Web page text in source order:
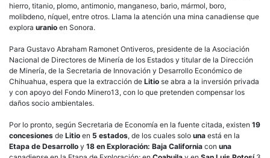
hierro, titanio, plomo, antimonio, manganeso, bario, mármol, boro,
molibdeno, níquel, entre otros. Llama la atención una mina canadiense que
explora uranio en Sonora.
Para Gustavo Abraham Ramonet Ontiveros, presidente de la Asociación
Nacional de Directores de Minería de los Estados y titular de la Dirección
de Minería, de la Secretaria de Innovación y Desarrollo Económico de
Chihuahua, espera que la extracción de Litio se abra a la inversión privada
y con apoyo del Fondo Minero13, con lo que pretenden compensar los
daños socio ambientales.
Por lo pronto, según Secretaria de Economía en la fuente citada, existen 19
concesiones de Litio en 5 estados, de los cuales solo una está en la
Etapa de Desarrollo y 18 en Exploración: Baja California con una